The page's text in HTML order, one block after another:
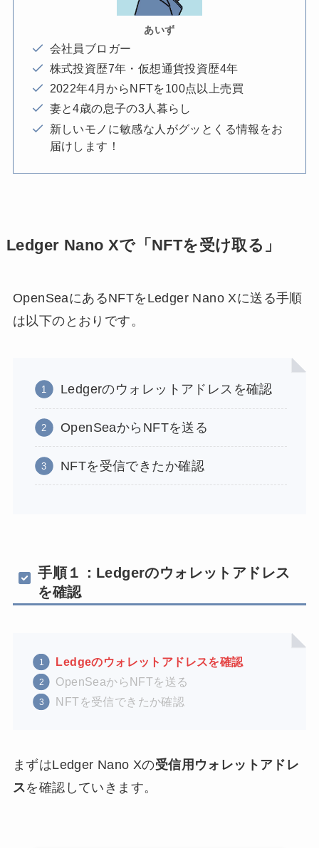
あいず
会社員ブロガー
株式投資歴7年・仮想通貨投資歴4年
2022年4月からNFTを100点以上売買
妻と4歳の息子の3人暮らし
新しいモノに敏感な人がグッとくる情報をお
届けします！
Ledger Nano Xで「NFTを受け取る」
OpenSeaにあるNFTをLedger Nano Xに送る手順
は以下のとおりです。
Ledgerのウォレットアドレスを確認
OpenSeaからNFTを送る
NFTを受信できたか確認
手順１：Ledgerのウォレットアドレス
を確認
Ledgeのウォレットアドレスを確認
OpenSeaからNFTを送る
NFTを受信できたか確認
まずはLedger Nano Xの受信用ウォレットアドレ
スを確認していきます。